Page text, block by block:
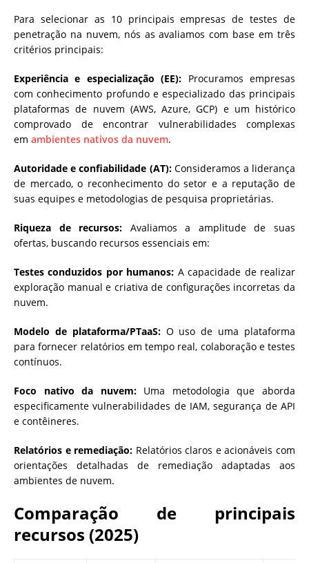
Para selecionar as 10 principais empresas de testes de
penetração na nuvem, nós as avaliamos com base em três
critérios principais:
Experiência e especialização (EE): Procuramos empresas
com conhecimento profundo e especializado das principais
plataformas de nuvem (AWS, Azure, GCP) e um histórico
comprovado de encontrar vulnerabilidades complexas
em ambientes nativos da nuvem.
Autoridade e confiabilidade (AT):Consideramos a liderança
de mercado, o reconhecimento do setor e a reputação de
suas equipes e metodologias de pesquisa proprietárias.
Riqueza de recursos: Avaliamos a amplitude de suas
ofertas, buscando recursos essenciais em:
Testes conduzidos por humanos: A capacidade de realizar
exploração manual e criativa de configurações incorretas da
nuvem.
Modelo de plataforma/PTaaS:O uso de uma plataforma
para fornecer relatórios em tempo real, colaboração e testes
contínuos.
Foco nativo da nuvem:Uma metodologia que aborda
especificamente vulnerabilidades de IAM, segurança de API
e contêineres.
Relatórios e remediação: Relatórios claros e acionáveis com
orientações detalhadas de remediação adaptadas aos
ambientes de nuvem.
Comparação de principais
recursos (2025)